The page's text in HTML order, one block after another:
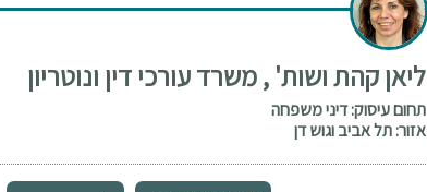
ליאן קהת ושות' , משרד עורכי דין ונוטריון
תחום עיסוק: דיני משפחה
אזור: תל אביב וגוש דן